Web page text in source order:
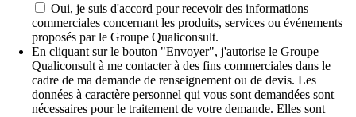
Oui, je suis d'accord pour recevoir des informations
commerciales concernant les produits, services ou événements
proposés par le Groupe Qualiconsult.
En cliquant sur le bouton "Envoyer", j'autorise le Groupe
Qualiconsult à me contacter à des fins commerciales dans le
cadre de ma demande de renseignement ou de devis. Les
données à caractère personnel qui vous sont demandées sont
nécessaires pour le traitement de votre demande. Elles sont